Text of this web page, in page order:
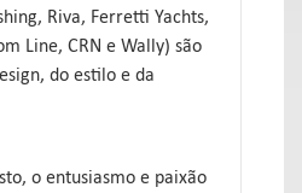
Riva, Ferretti Yachts,
Line, CRN e Wally) são
do estilo e da
o entusiasmo e paixão